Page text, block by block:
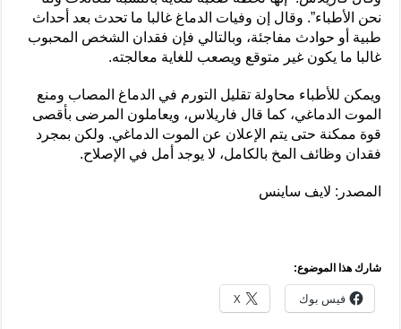
نحن الأطباء”. وقال إن وفيات الدماغ غالبا ما تحدث بعد أحداث
طبية أو حوادث مفاجئة، وبالتالي فإن فقدان الشخص المحبوب
غالبا ما يكون غير متوقع ويصعب للغاية معالجته.
ويمكن للأطباء محاولة تقليل التورم في الدماغ المصاب ومنع
الموت الدماغي، كما قال فاريلاس، ويعاملون المرضى بأقصى
قوة ممكنة حتى يتم الإعلان عن الموت الدماغي. ولكن بمجرد
فقدان وظائف المخ بالكامل، لا يوجد أمل في الإصلاح.
المصدر: لايف ساينس
شارك هذا الموضوع:
فيس بوك X